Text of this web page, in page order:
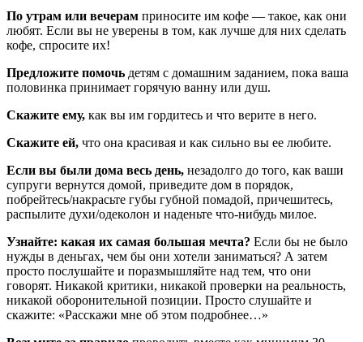
По утрам или вечерам приносите им кофе — такое, как они
любят. Если вы не уверены в том, как лучше для них сделать
кофе, спросите их!
Предложите помочь детям с домашним заданием, пока ваша
половинка принимает горячую ванну или душ.
Скажите ему, как вы им гордитесь и что верите в него.
Скажите ей, что она красивая и как сильно вы ее любите.
Если вы были дома весь день, незадолго до того, как ваши
супруги вернутся домой, приведите дом в порядок,
побрейтесь/накрасьте губы губной помадой, причешитесь,
распылите духи/одеколон и наденьте что-нибудь милое.
Узнайте: какая их самая большая мечта? Если бы не было
нужды в деньгах, чем бы они хотели заниматься? А затем
просто послушайте и поразмышляйте над тем, что они
говорят. Никакой критики, никакой проверки на реальность,
никакой оборонительной позиции. Просто слушайте и
скажите: «Расскажи мне об этом подробнее…»